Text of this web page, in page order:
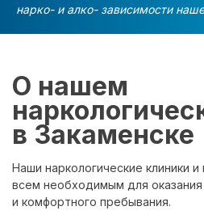
нарко- и алко- зависимости
О нашем
в Закаменске
Наши наркологические клиники
всем необходимым для оказания
и комфортного пребывания.